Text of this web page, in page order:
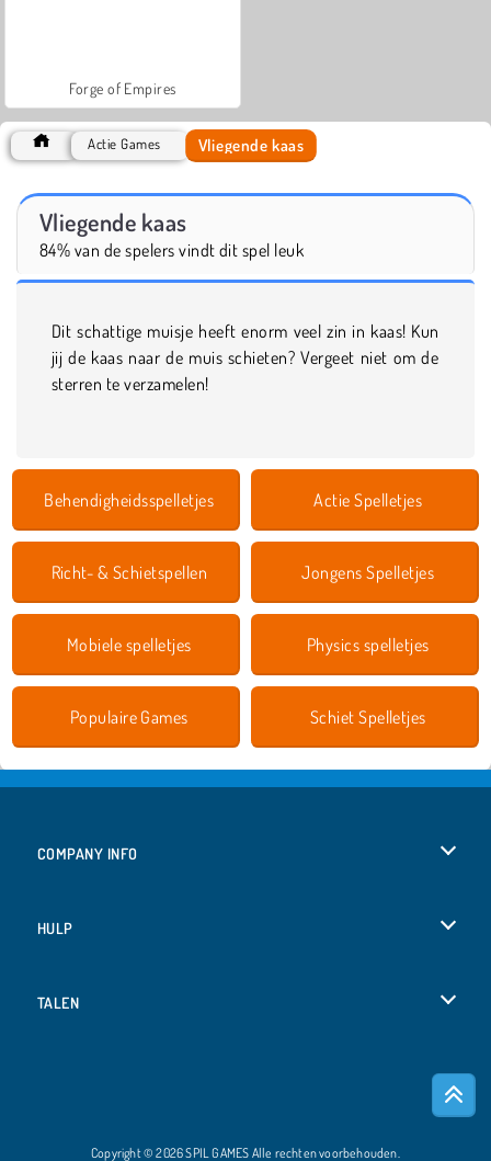
Forge of Empires
Actie Games Vliegende kaas
Vliegende kaas
84% van de spelers vindt dit spel leuk
Dit schattige muisje heeft enorm veel zin in kaas! Kun
jij de kaas naar de muis schieten? Vergeet niet om de
sterren te verzamelen!
Behendigheidsspelletjes Actie Spelletjes
Richt- & Schietspellen Jongens Spelletjes
Mobiele spelletjes Physics spelletjes
Populaire Games Schiet Spelletjes
COMPANY INFO
HULP
TALEN
Copyright © 2026 SPIL GAMES Alle rechten voorbehouden.